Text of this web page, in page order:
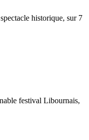
historique, sur 7
festival Libournais,